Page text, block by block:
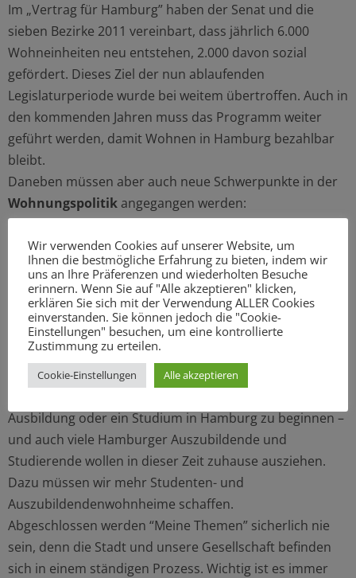
Im „Vertrag für Hamburg” haben der Senat und die
sieben Bezirke 2011 vereinbart, dass jährlich 6.000
Wohneinheiten neu entstehen, 2.000 davon sozial
gefördert. Dieses Ziel der nun ablaufenden
Legislaturperiode wurde bei weitem übertroffen. Auch in
den kommenden Jahren muss das Programm weiter
geführt werden, damit Wohnen in Hamburg bezahlbar
bleibt.
Daneben müssen aber auch neue Schwerpunkte in der
Wohnungspolitik angegangen werden:
Wir leben in einer älter werdenden Gesellschaft, und der
Bedarf an barrierefreien Wohnungen wächst enorm. Die
Menschen wollen, so lange es geht, selbstbestimmt in
ihren eigenen vier Wänden wohnen. Daher müssen wir
in den kommenden Jahren vor allem im Altbestand mehr
Wohnungen alters- und Rollstuhlgerecht ausstatten.
Zudem brauchen wir gerade für Auszubildende und
Studierende mehr bezahlbaren Wohnraum. Junge
Ausbildung oder ein Studium in Hamburg zu beginnen –
und auch viele Hamburger Auszubildende und
Studierende wollen in dieser Zeit zuhause ausziehen.
Dazu müssen wir mehr Studenten- und
Auszubildendenwohnheime schaffen.
Abgeschlossen werden “Meine Themen” sicherlich nie
sein, denn die Stadt und unsere Gesellschaft befinden
sich in einem ständigen Prozess. Wichtig ist es immer
Wir verwenden Cookies auf unserer Website, um
Ihnen die bestmögliche Erfahrung zu bieten, indem wir
uns an Ihre Präferenzen und wiederholten Besuche
erinnern. Wenn Sie auf "Alle akzeptieren" klicken,
erklären Sie sich mit der Verwendung ALLER Cookies
einverstanden. Sie können jedoch die "Cookie-
Einstellungen" besuchen, um eine kontrollierte
Zustimmung zu erteilen.
Cookie-Einstellungen Alle akzeptieren